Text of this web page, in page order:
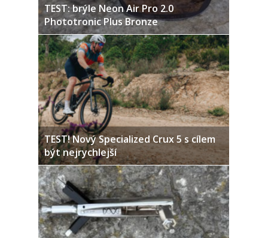
TEST: brýle Neon Air Pro 2.0
Phototronic Plus Bronze
TEST! Nový Specialized Crux 5 s cílem
být nejrychlejší